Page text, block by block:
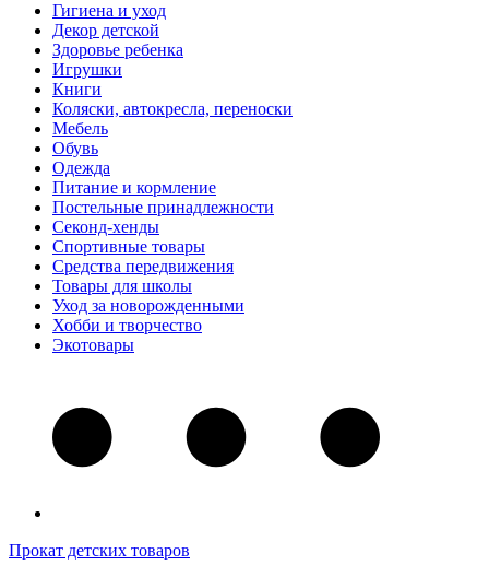
Гигиена и уход
Декор детской
Здоровье ребенка
Игрушки
Книги
Коляски, автокресла, переноски
Мебель
Обувь
Одежда
Питание и кормление
Постельные принадлежности
Секонд-хенды
Спортивные товары
Средства передвижения
Товары для школы
Уход за новорожденными
Хобби и творчество
Экотовары
Прокат детских товаров